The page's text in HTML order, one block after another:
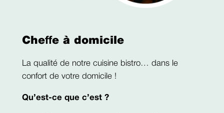
Cheffe à domicile
La qualité de notre cuisine bistro… dans le
confort de votre domicile !
Qu’est-ce que c’est ?